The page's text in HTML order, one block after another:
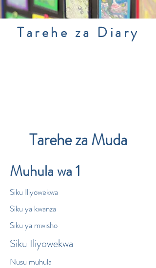
Tarehe za Diary
Tarehe za Muda
Muhula wa 1
Siku Iliyowekwa
Siku ya kwanza
Siku ya mwisho
Siku Iliyowekwa
Nusu muhula